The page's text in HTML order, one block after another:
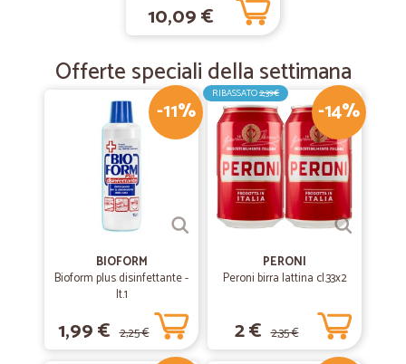
10,09 €
Offerte speciali della settimana
-11%
BIOFORM
Bioform plus disinfettante -
lt.1
1,99 € 2,25 €
-14%
RIBASSATO2,39€
PERONI
Peroni birra lattina cl.33x2
2 € 2,35 €